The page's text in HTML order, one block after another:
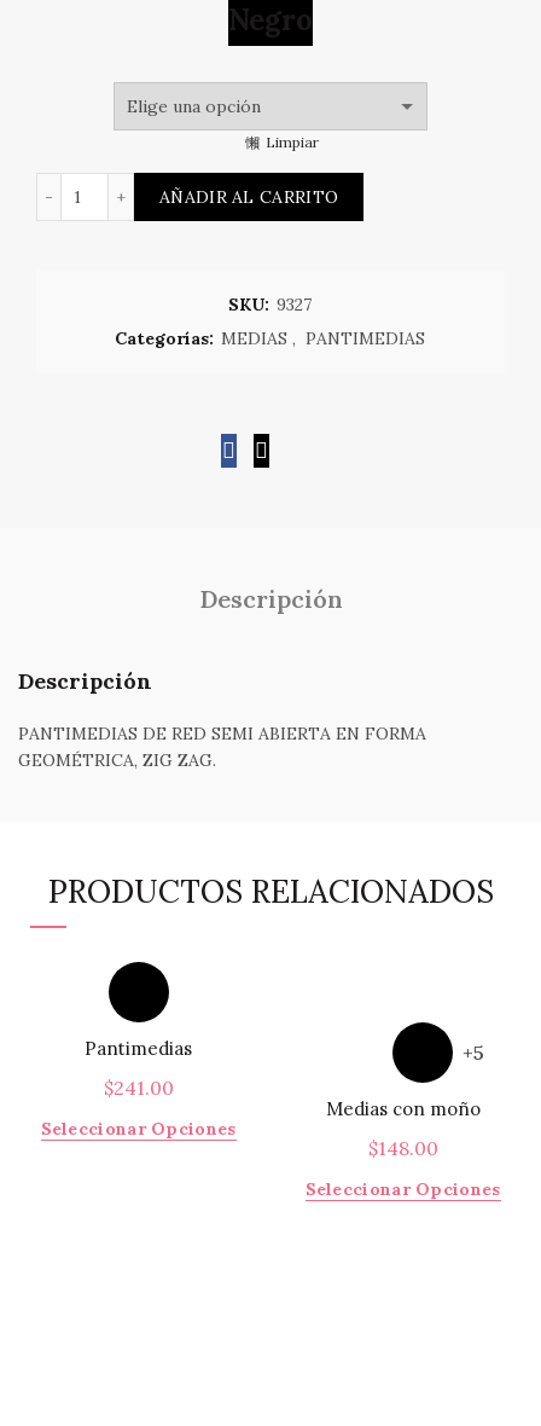
Negro
Limpiar
PANTIMEDIAS DE RED EN ZIG ZAG cantidad
AÑADIR AL CARRITO
SKU: 9327
Categorías: MEDIAS , PANTIMEDIAS
Descripción
Descripción
PANTIMEDIAS DE RED SEMI ABIERTA EN FORMA
GEOMÉTRICA, ZIG ZAG.
PRODUCTOS RELACIONADOS
Pantimedias
$241.00
Seleccionar OpcionesEste
múltiples
+5
Medias con moño
$148.00
Seleccionar OpcionesEste